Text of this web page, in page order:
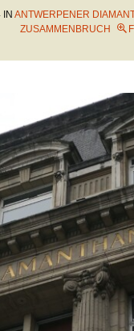
IN ANTWERPENER
ZUSAMMENBRUCH